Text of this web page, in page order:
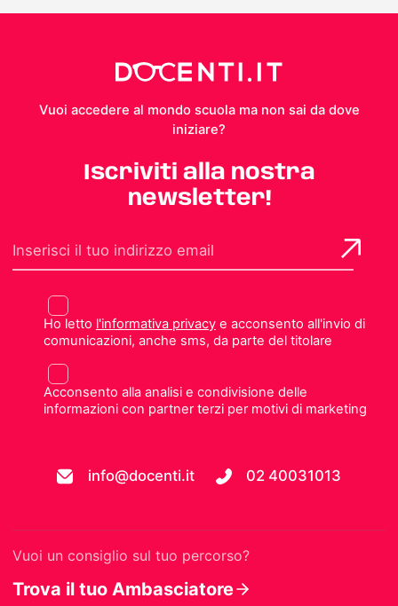
Vuoi accedere al mondo scuola ma non sai da dove
iniziare?
Iscriviti alla nostra
newsletter!
Ho letto l'informativa privacye acconsento all'invio di
comunicazioni, anche sms, da parte del titolare
Acconsento alla analisi e condivisione delle
informazioni con partner terzi per motivi di marketing
info@docenti.it 02 40031013
Vuoi un consiglio sul tuo percorso?
Trova il tuo Ambasciatore